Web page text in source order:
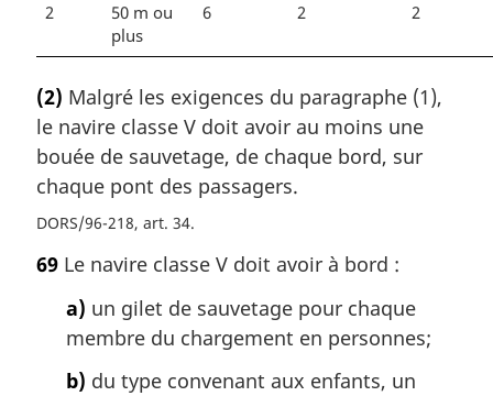
2
50 m ou
plus
6 2 2
(2) Malgré les exigences du paragraphe (1),
le navire classe V doit avoir au moins une
bouée de sauvetage, de chaque bord, sur
chaque pont des passagers.
DORS/96-218, art. 34
69 Le navire classe V doit avoir à bord :
a) un gilet de sauvetage pour chaque
membre du chargement en personnes;
b) du type convenant aux enfants, un